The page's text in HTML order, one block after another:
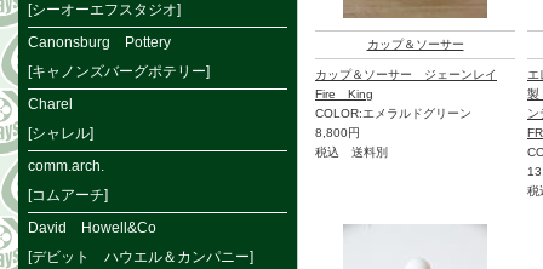
カップ＆ソーサー
カップ＆ソーサー ジェーンレイ
Fire King
COLOR:エメラルドグリーン
8,800円
税込 送料別
エ
ン
税
[シーオーエフスタジオ]
Canonsburg Pottery
[キャノンズバーグポテリー]
Charel
[シャレル]
comm.arch.
[コムアーチ]
David Howell&Co
[デビット ハウエル＆カンパニー]